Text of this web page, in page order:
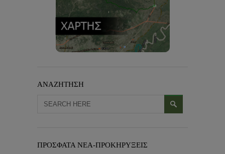
ΑΝΑΖΗΤΗΣΗ
ΠΡΟΣΦΑΤΑ ΝΕΑ-ΠΡΟΚΗΡΥΞΕΙΣ